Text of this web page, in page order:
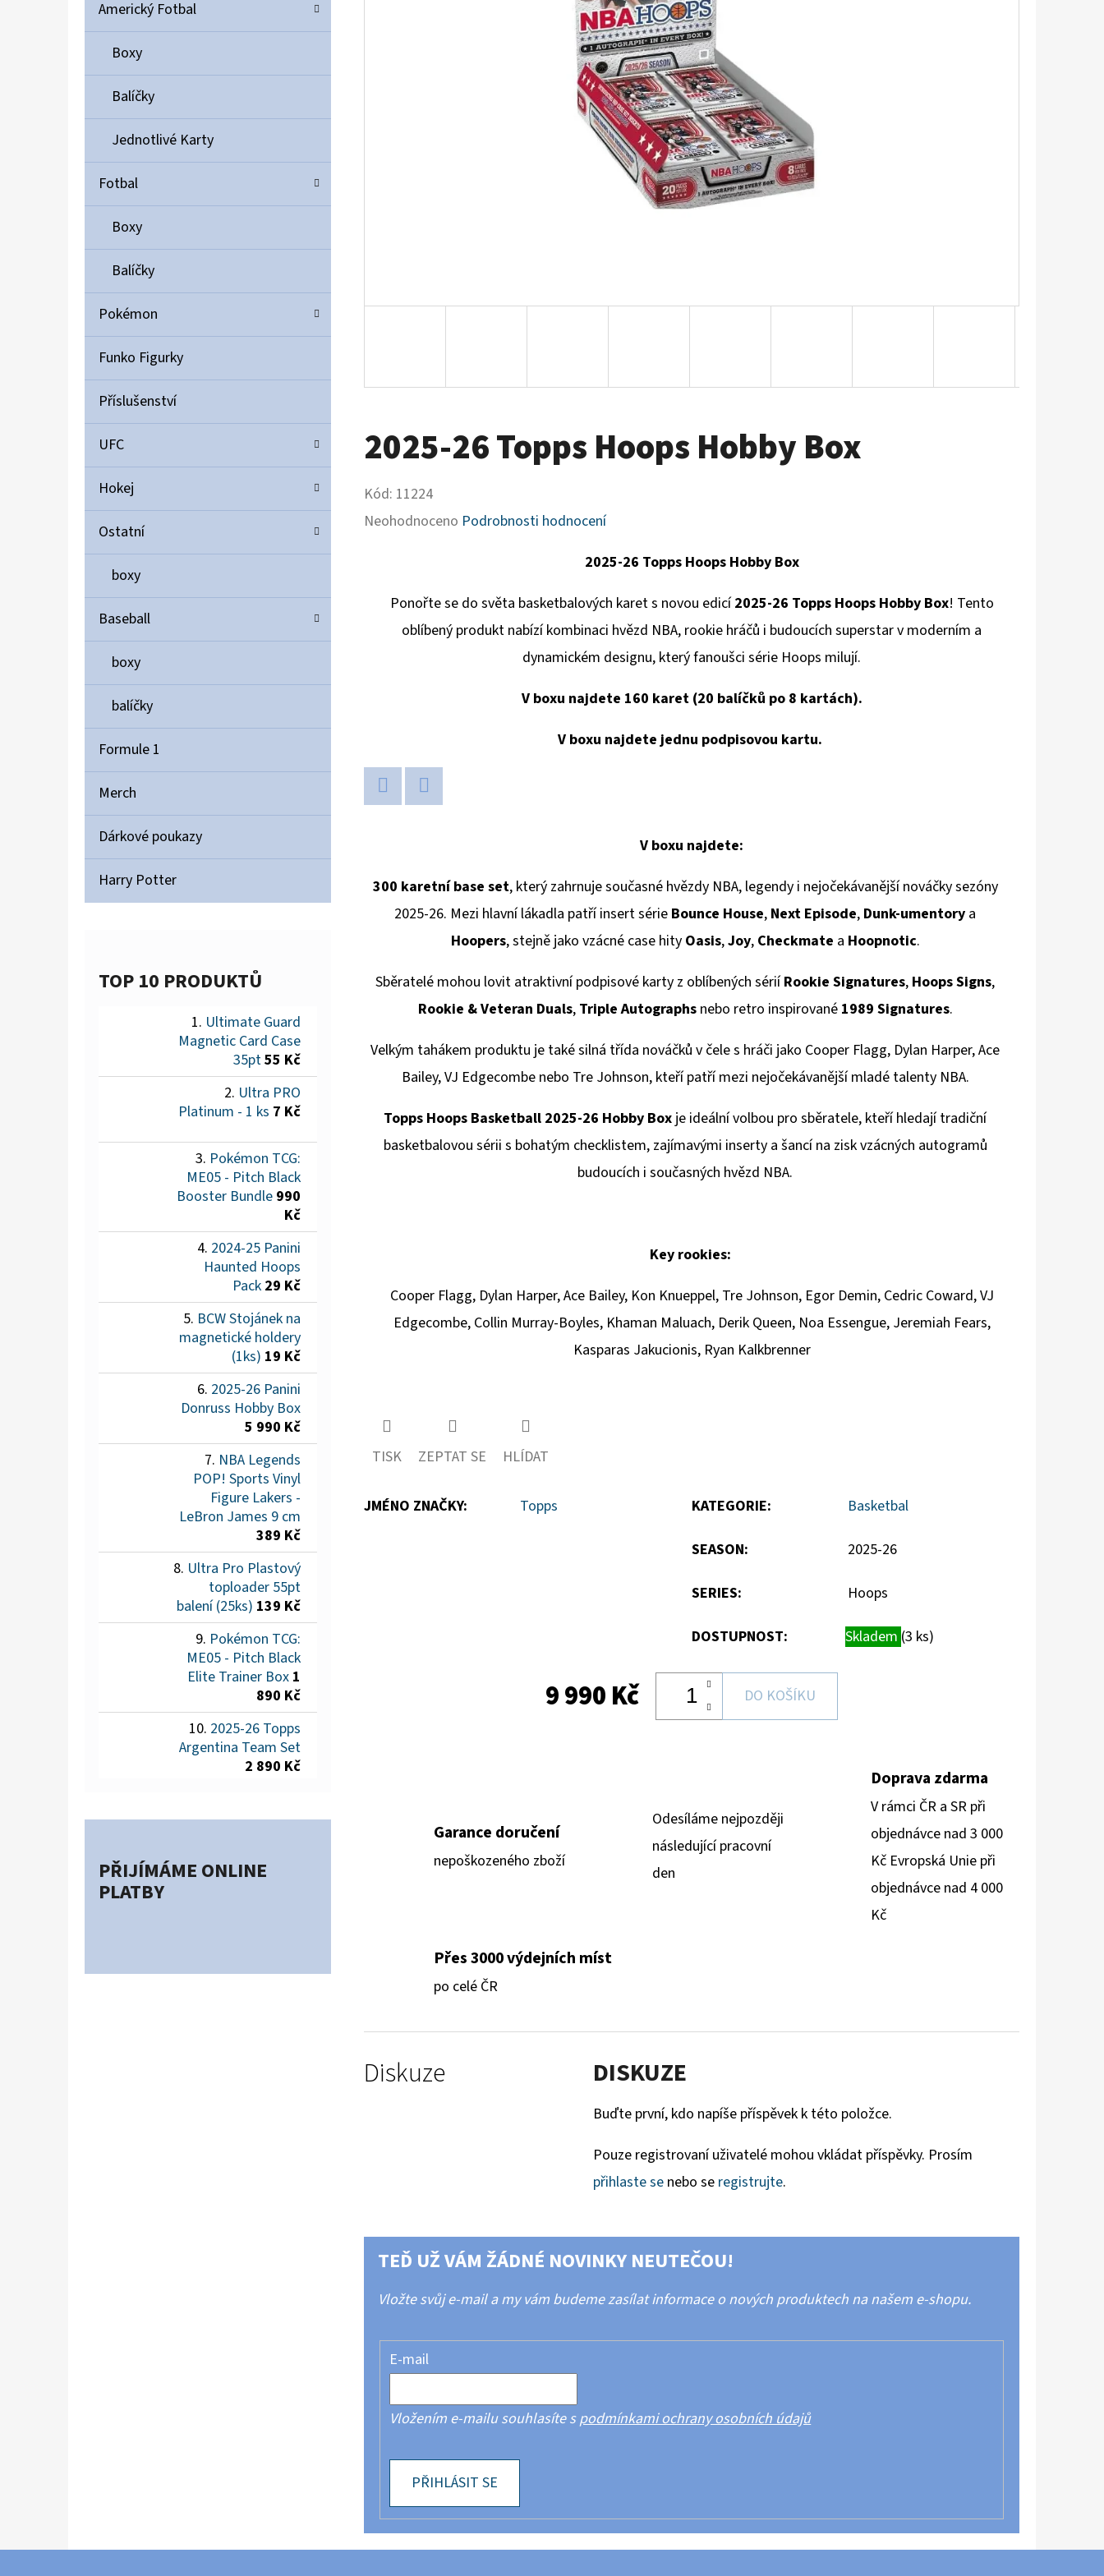
Americký Fotbal
Boxy
Balíčky
Jednotlivé Karty
Fotbal
Boxy
Balíčky
Pokémon
Funko Figurky
Příslušenství
UFC
Hokej
Ostatní
boxy
Baseball
boxy
balíčky
Formule 1
Merch
Dárkové poukazy
Harry Potter
TOP 10 PRODUKTŮ
Ultimate Guard
Magnetic Card Case
35pt55 Kč
Ultra PRO
Platinum - 1 ks 7 Kč
Pokémon TCG:
ME05 - Pitch Black
Booster Bundle 990
Kč
2024-25 Panini
Haunted Hoops
Pack 29 Kč
BCW Stojánek na
magnetické holdery
(1ks) 19 Kč
2025-26 Panini
Donruss Hobby Box
5 990 Kč
NBA Legends
POP! Sports Vinyl
Figure Lakers -
LeBron James 9 cm
389 Kč
Ultra Pro Plastový
toploader 55pt
balení (25ks) 139 Kč
Pokémon TCG:
ME05 - Pitch Black
Elite Trainer Box 1
890 Kč
2025-26 Topps
Argentina Team Set
2 890 Kč
PŘIJÍMÁME ONLINE
PLATBY
2025-26 Topps Hoops Hobby Box
Kód: 11224
Průměrné
Neohodnoceno Podrobnosti hodnocení
2025-26 Topps Hoops Hobby Box
Ponořte se do světa basketbalových karet s novou edicí2025-26 Topps Hoops Hobby Box! Tento
oblíbený produkt nabízí kombinaci hvězd NBA, rookie hráčů i budoucích superstar v moderním a
dynamickém designu, který fanoušci série Hoops milují.
V boxu najdete 160 karet (20 balíčků po 8 kartách).
V boxu najdete jednu podpisovou kartu.
V boxu najdete:
300 karetní base set, který zahrnuje současné hvězdy NBA, legendy i nejočekávanější nováčky sezóny
2025-26. Mezi hlavní lákadla patří insert série Bounce House, Next Episode, Dunk-umentory a
Hoopers, stejně jako vzácné case hity Oasis,Joy, Checkmate a Hoopnotic.
Sběratelé mohou lovit atraktivní podpisové karty z oblíbených sériíRookie Signatures, Hoops Signs,
Rookie & Veteran Duals, Triple Autographsnebo retro inspirované 1989 Signatures.
Velkým tahákem produktu je také silná třída nováčků v čele s hráči jako Cooper Flagg, Dylan Harper, Ace
Bailey, VJ Edgecombe nebo Tre Johnson, kteří patří mezi nejočekávanější mladé talenty NBA.
Topps Hoops Basketball 2025-26 Hobby Box je ideální volbou pro sběratele, kteří hledají tradiční
basketbalovou sérii s bohatým checklistem, zajímavými inserty a šancí na zisk vzácných autogramů
budoucích i současných hvězd NBA.
Key rookies:
Cooper Flagg, Dylan Harper, Ace Bailey, Kon Knueppel, Tre Johnson, Egor Demin, Cedric Coward, VJ
Edgecombe, Collin Murray-Boyles, Khaman Maluach, Derik Queen, Noa Essengue, Jeremiah Fears,
Kasparas Jakucionis, Ryan Kalkbrenner
TISK ZEPTAT SE HLÍDAT
JMÉNO ZNAČKY: Topps KATEGORIE: Basketbal
SEASON: 2025-26
SERIES: Hoops
DOSTUPNOST: Skladem (3 ks)
9 990 Kč DO KOŠÍKU
Garance doručení
nepoškozeného zboží
Odesíláme nejpozději
následující pracovní
den
Doprava zdarma
V rámci ČR a SR při
objednávce nad 3 000
Kč Evropská Unie při
objednávce nad 4 000
Kč
Přes 3000 výdejních míst
po celé ČR
Diskuze DISKUZE
Buďte první, kdo napíše příspěvek k této položce.
Pouze registrovaní uživatelé mohou vkládat příspěvky. Prosím
přihlaste se nebo se registrujte.
TEĎ UŽ VÁM ŽÁDNÉ NOVINKY NEUTEČOU!
Vložte svůj e-mail a my vám budeme zasílat informace o nových produktech na našem e-shopu.
E-mail
Vložením e-mailu souhlasíte spodmínkami ochrany osobních údajů
PŘIHLÁSIT SE
ULTIMATE GUARD MAGNETIC CARD CASE 35PT
POKÉMON TCG: ME05 - PITCH BLACK
BOOSTER BUNDLE
990 Kč